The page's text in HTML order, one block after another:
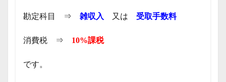
勘定科目 ⇒ 雑収入 又は 受取手数料
消費税 ⇒ 10%課税
です。